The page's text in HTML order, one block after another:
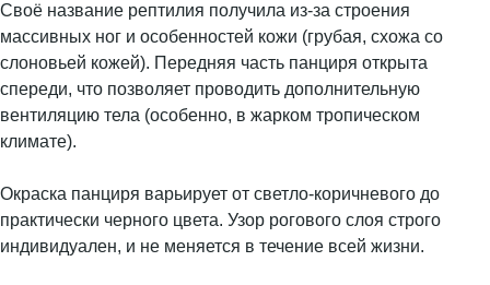
Своё название рептилия получила из-за строения
массивных ног и особенностей кожи (грубая, схожа со
слоновьей кожей). Передняя часть панциря открыта
спереди, что позволяет проводить дополнительную
вентиляцию тела (особенно, в жарком тропическом
климате).
Окраска панциря варьирует от светло-коричневого до
практически черного цвета. Узор рогового слоя строго
индивидуален, и не меняется в течение всей жизни.